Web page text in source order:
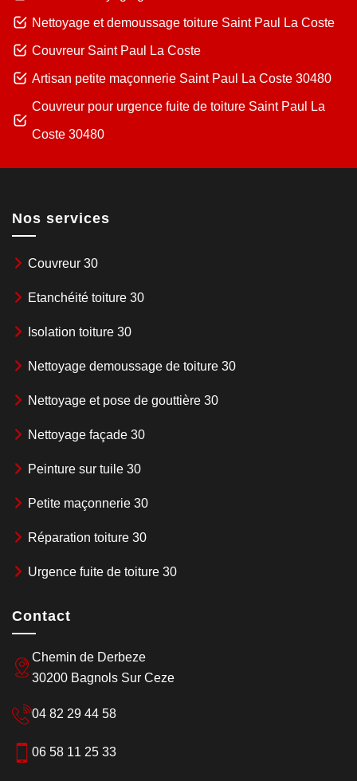
Nettoyage et demoussage toiture Saint Paul La Coste
Couvreur Saint Paul La Coste
Artisan petite maçonnerie Saint Paul La Coste 30480
Couvreur pour urgence fuite de toiture Saint Paul La
Coste 30480
Nos services
Couvreur 30
Etanchéité toiture 30
Isolation toiture 30
Nettoyage demoussage de toiture 30
Nettoyage et pose de gouttière 30
Nettoyage façade 30
Peinture sur tuile 30
Petite maçonnerie 30
Réparation toiture 30
Urgence fuite de toiture 30
Contact
Chemin de Derbeze
30200 Bagnols Sur Ceze
04 82 29 44 58
06 58 11 25 33